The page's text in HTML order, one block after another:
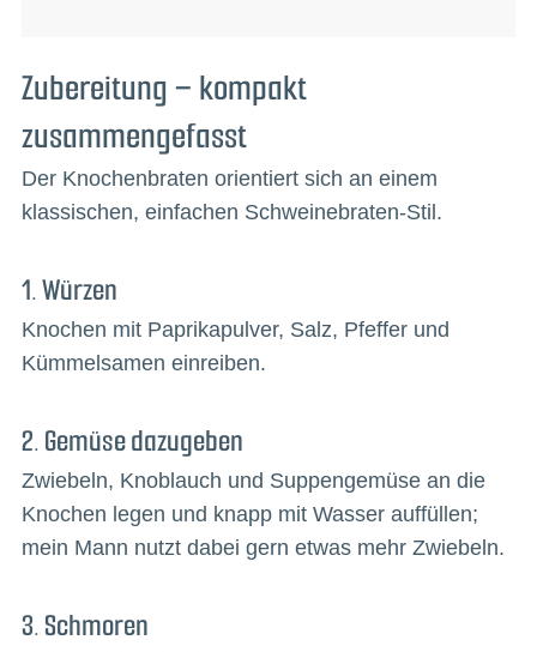
Zubereitung – kompakt
zusammengefasst
Der Knochenbraten orientiert sich an einem
klassischen, einfachen Schweinebraten-Stil.
1. Würzen
Knochen mit Paprikapulver, Salz, Pfeffer und
Kümmelsamen einreiben.
2. Gemüse dazugeben
Zwiebeln, Knoblauch und Suppengemüse an die
Knochen legen und knapp mit Wasser auffüllen;
mein Mann nutzt dabei gern etwas mehr Zwiebeln.
3. Schmoren